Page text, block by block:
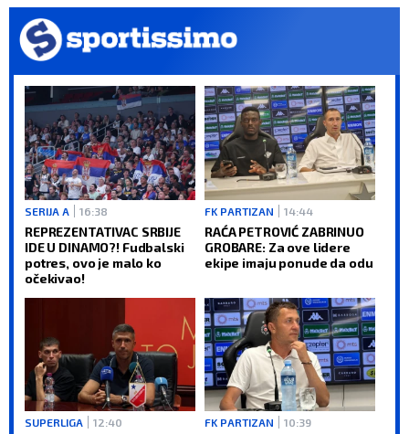
SERIJA A 16:38
REPREZENTATIVAC SRBIJE
IDE U DINAMO?! Fudbalski
potres, ovo je malo ko
očekivao!
FK PARTIZAN 14:44
RAĆA PETROVIĆ ZABRINUO
GROBARE: Za ove lidere
ekipe imaju ponude da odu
SUPERLIGA 12:40 FK PARTIZAN 10:39